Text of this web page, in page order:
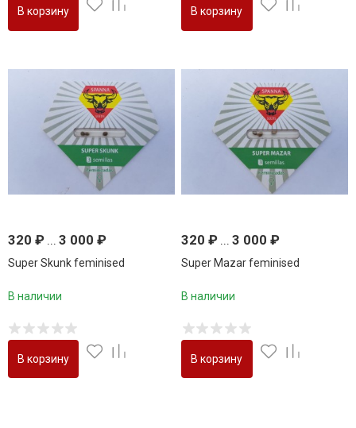
В корзину В корзину
320 ₽ ... 3 000 ₽
Super Skunk feminised
В наличии
В корзину
320₽ ... 3 000₽
Super Mazar feminised
В наличии
В корзину